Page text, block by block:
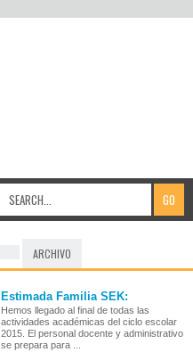
ARCHIVO
Estimada Familia SEK:
Hemos llegado al final de todas las
actividades académicas del ciclo escolar
2015. El personal docente y administrativo
se prepara para ...